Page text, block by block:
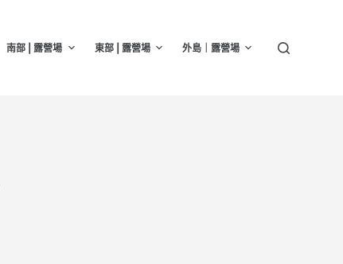
南部 | 露營場 東部 | 露營場 外島｜露營場